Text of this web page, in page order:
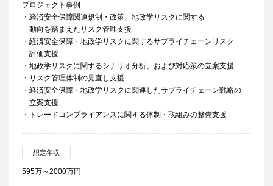
プロジェクト事例
・経済安全保障関連規制・政策、地政学リスクに関する
動向を踏まえたリスク管理支援
・経済安全保障・地政学リスクに関するサプライチェーンリスク
評価支援
・地政学リスクに関するシナリオ分析、および対応策の立案支援
・リスク管理体制の見直し支援
・経済安全保障・地政学リスクに関連したサプライチェーン戦略の
立案支援
・トレードコンプライアンスに関する体制・取組みの整備支援
想定年収
595万～2000万円